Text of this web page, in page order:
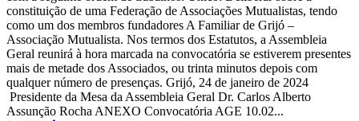
constituição de uma Federação de Associações Mutualistas, tendo
como um dos membros fundadores A Familiar de Grijó –
Associação Mutualista. Nos termos dos Estatutos, a Assembleia
Geral reunirá à hora marcada na convocatória se estiverem presentes
mais de metade dos Associados, ou trinta minutos depois com
qualquer número de presenças. Grijó, 24 de janeiro de 2024
Presidente da Mesa da Assembleia Geral Dr. Carlos Alberto
Assunção Rocha ANEXO Convocatória AGE 10.02...